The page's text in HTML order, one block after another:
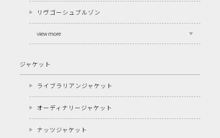
リヴゴーシュブルゾン
view more
ジャケット
ライブラリアンジャケット
オーディナリージャケット
ナッツジャケット